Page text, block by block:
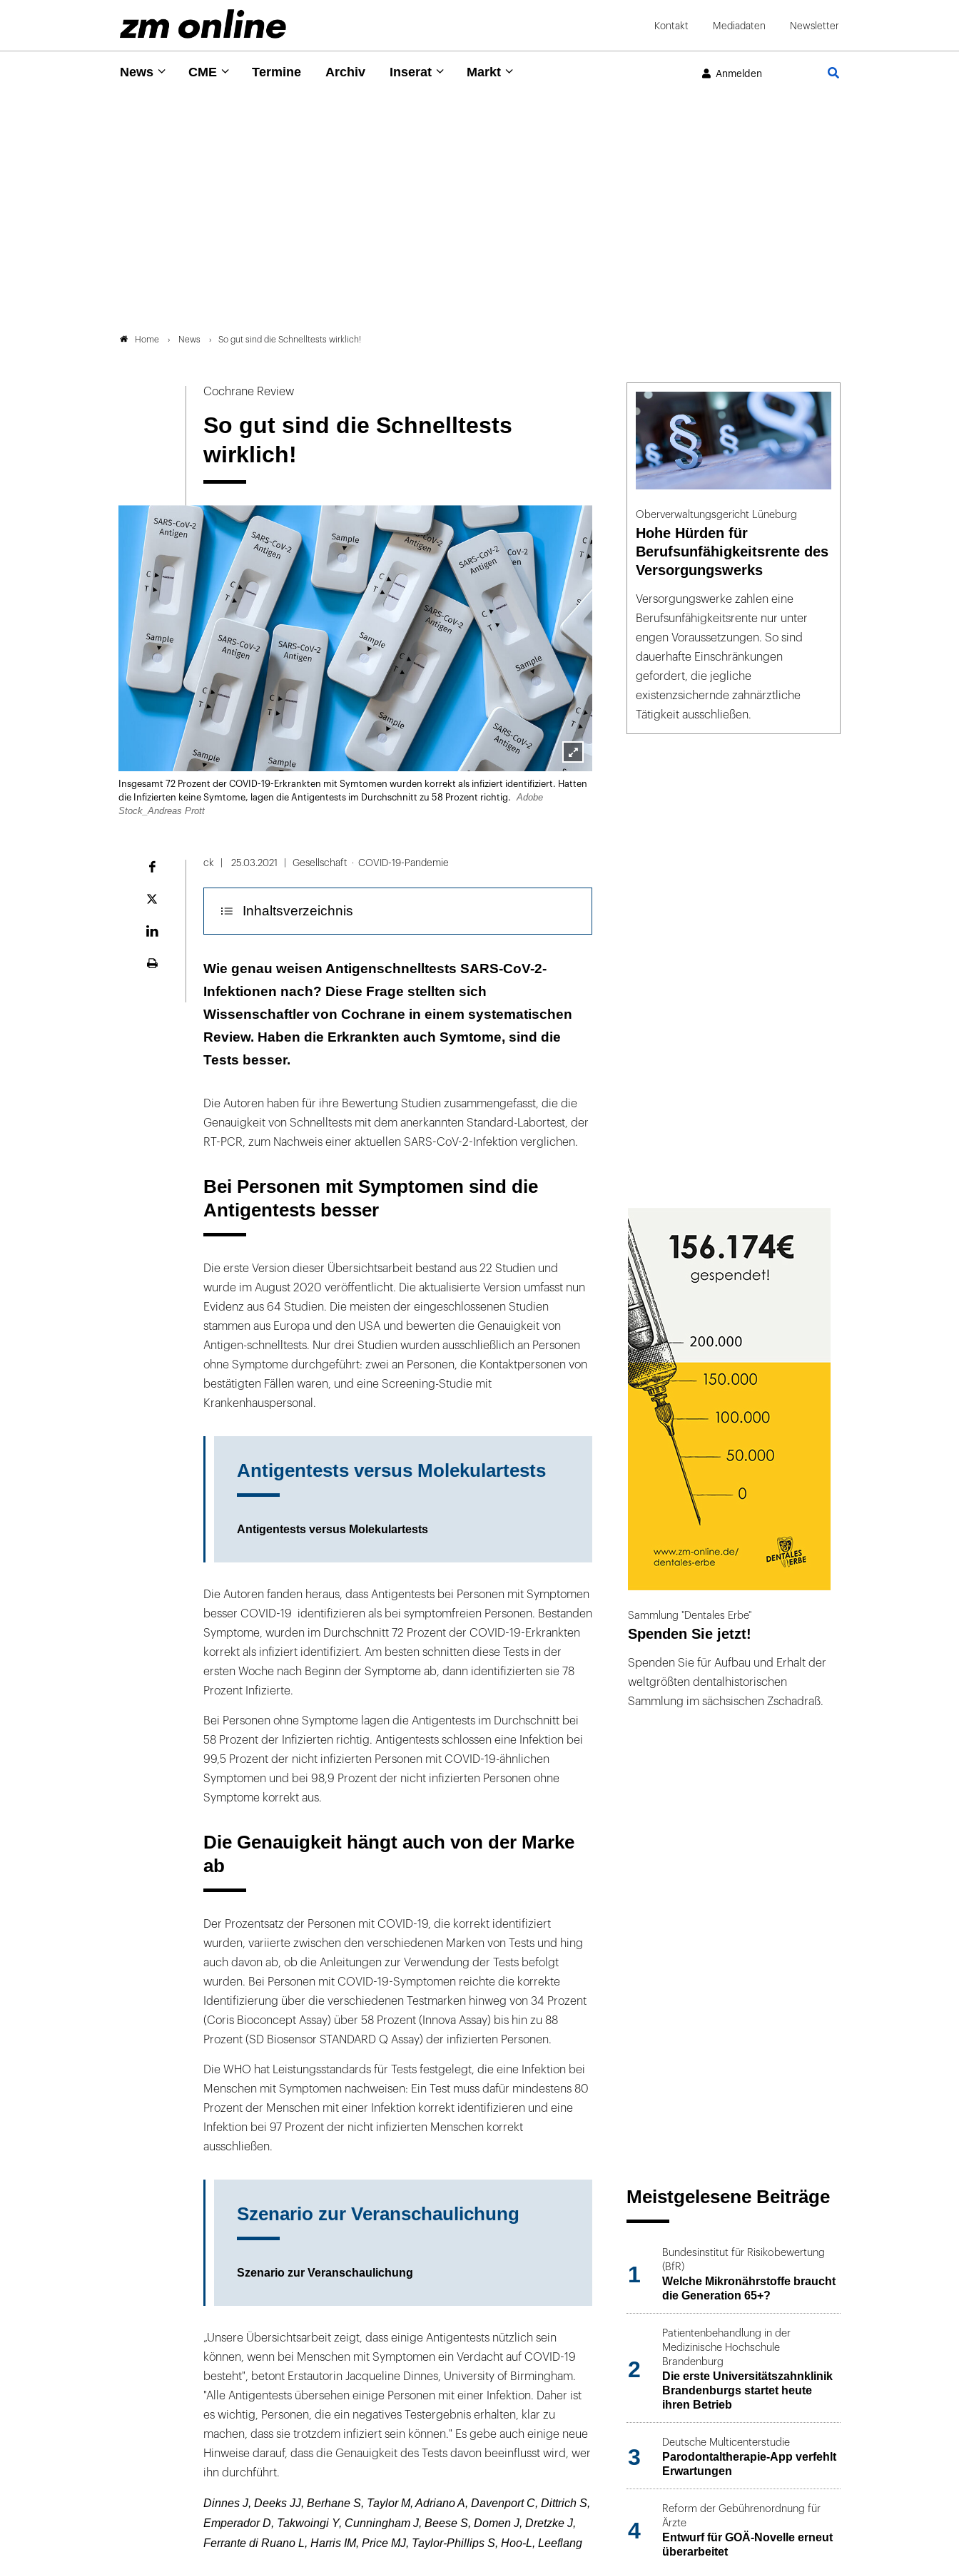
Kontakt Mediadaten Newsletter
News CME Termine Archiv Inserat Markt Anmelden
Home News So gut sind die Schnelltests wirklich!
Cochrane Review
So gut sind die Schnelltests
wirklich!
Lightbox
öffnen
Insgesamt 72 Prozent der COVID-19-Erkrankten mit Symtomen wurden korrekt als infiziert identifiziert. Hatten
die Infizierten keine Symtome, lagen die Antigentests im Durchschnitt zu 58 Prozent richtig.
Adobe
Stock_Andreas Prott
Plattform
ck 25.03.2021 Gesellschaft COVID-19-Pandemie
Inhaltsverzeichnis
Bei Personen mit Symptomen sind die Antigentests besser
Die Genauigkeit hängt auch von der Marke ab
Wie genau weisen Antigenschnelltests SARS-CoV-2-
Infektionen nach? Diese Frage stellten sich
Wissenschaftler von Cochrane in einem systematischen
Review. Haben die Erkrankten auch Symtome, sind die
Tests besser.
Die Autoren haben für ihre Bewertung Studien zusammengefasst, die die
Genauigkeit von Schnelltests mit dem anerkannten Standard-Labortest, der
RT-PCR, zum Nachweis einer aktuellen SARS-CoV-2-Infektion verglichen.
Bei Personen mit Symptomen sind die
Antigentests besser
Die erste Version dieser Übersichtsarbeit bestand aus 22 Studien und
wurde im August 2020 veröffentlicht. Die aktualisierte Version umfasst nun
Evidenz aus 64 Studien. Die meisten der eingeschlossenen Studien
stammen aus Europa und den USA und bewerten die Genauigkeit von
Antigen-schnelltests. Nur drei Studien wurden ausschließlich an Personen
ohne Symptome durchgeführt: zwei an Personen, die Kontaktpersonen von
bestätigten Fällen waren, und eine Screening-Studie mit
Krankenhauspersonal.
Antigentests versus Molekulartests
Antigentests versus Molekulartests
Die Autoren fanden heraus, dass Antigentests bei Personen mit Symptomen
besser COVID-19 identifizieren als bei symptomfreien Personen. Bestanden
Symptome, wurden im Durchschnitt 72 Prozent der COVID-19-Erkrankten
korrekt als infiziert identifiziert. Am besten schnitten diese Tests in der
ersten Woche nach Beginn der Symptome ab, dann identifizierten sie 78
Prozent Infizierte.
Bei Personen ohne Symptome lagen die Antigentests im Durchschnitt bei
58 Prozent der Infizierten richtig. Antigentests schlossen eine Infektion bei
99,5 Prozent der nicht infizierten Personen mit COVID-19-ähnlichen
Symptomen und bei 98,9 Prozent der nicht infizierten Personen ohne
Symptome korrekt aus.
Die Genauigkeit hängt auch von der Marke
ab
Der Prozentsatz der Personen mit COVID-19, die korrekt identifiziert
wurden, variierte zwischen den verschiedenen Marken von Tests und hing
auch davon ab, ob die Anleitungen zur Verwendung der Tests befolgt
wurden. Bei Personen mit COVID-19-Symptomen reichte die korrekte
Identifizierung über die verschiedenen Testmarken hinweg von 34 Prozent
(Coris Bioconcept Assay) über 58 Prozent (Innova Assay) bis hin zu 88
Prozent (SD Biosensor STANDARD Q Assay) der infizierten Personen.
Die WHO hat Leistungsstandards für Tests festgelegt, die eine Infektion bei
Menschen mit Symptomen nachweisen: Ein Test muss dafür mindestens 80
Prozent der Menschen mit einer Infektion korrekt identifizieren und eine
Infektion bei 97 Prozent der nicht infizierten Menschen korrekt
ausschließen.
Szenario zur Veranschaulichung
Szenario zur Veranschaulichung
„Unsere Übersichtsarbeit zeigt, dass einige Antigentests nützlich sein
können, wenn bei Menschen mit Symptomen ein Verdacht auf COVID-19
besteht", betont Erstautorin Jacqueline Dinnes, University of Birmingham.
"Alle Antigentests übersehen einige Personen mit einer Infektion. Daher ist
es wichtig, Personen, die ein negatives Testergebnis erhalten, klar zu
machen, dass sie trotzdem infiziert sein können." Es gebe auch einige neue
Hinweise darauf, dass die Genauigkeit des Tests davon beeinflusst wird, wer
ihn durchführt.
Dinnes J, Deeks JJ, Berhane S, Taylor M, Adriano A, Davenport C, Dittrich S,
Emperador D, Takwoingi Y, Cunningham J, Beese S, Domen J, Dretzke J,
Ferrante di Ruano L, Harris IM, Price MJ, Taylor-Phillips S, Hoo-L, Leeflang
Oberverwaltungsgericht Lüneburg
Hohe Hürden für
Berufsunfähigkeitsrente des
Versorgungswerks
Versorgungswerke zahlen eine
Berufsunfähigkeitsrente nur unter
engen Voraussetzungen. So sind
dauerhafte Einschränkungen
gefordert, die jegliche
existenzsichernde zahnärztliche
Tätigkeit ausschließen.
Sammlung "Dentales Erbe"
Spenden Sie jetzt!
Spenden Sie für Aufbau und Erhalt der
weltgrößten dentalhistorischen
Sammlung im sächsischen Zschadraß.
Meistgelesene Beiträge
1
Bundesinstitut für Risikobewertung
(BfR)
Welche Mikronährstoffe braucht
die Generation 65+?
2
Patientenbehandlung in der
Medizinische Hochschule
Brandenburg
Die erste Universitätszahnklinik
Brandenburgs startet heute
ihren Betrieb
3
Deutsche Multicenterstudie
Parodontaltherapie-App verfehlt
Erwartungen
4
Reform der Gebührenordnung für
Ärzte
Entwurf für GOÄ-Novelle erneut
überarbeitet